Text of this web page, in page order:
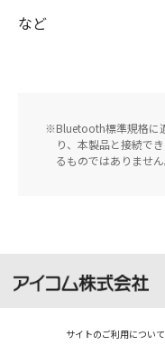
など
Bluetooth標準規格に
り、本製品と接続で
るものではありません
サイトのご利用について